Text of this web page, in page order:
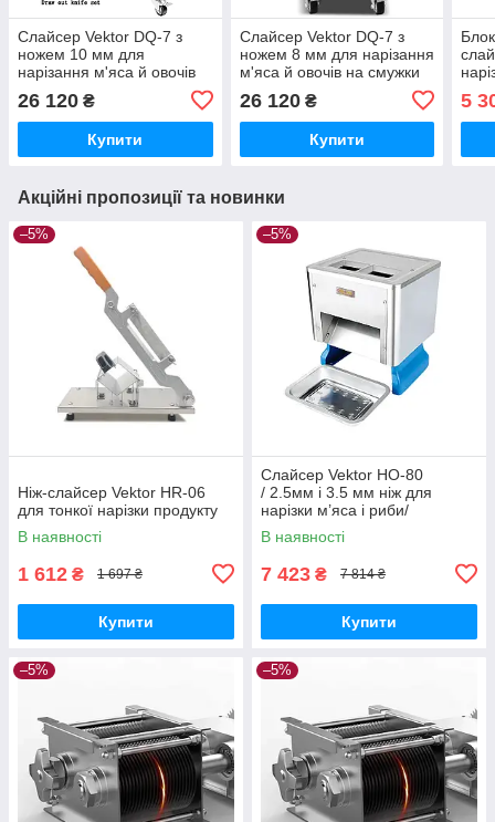
Слайсер Vektor DQ-7 з
ножем 10 мм для
нарізання м'яса й овочів
26 120 ₴
Купити
Слайсер Vektor DQ-7 з
ножем 8 мм для нарізання
м'яса й овочів на смужки
26 120₴
Купити
5
Акційні пропозиції та новинки
–5%
Ніж-слайсер Vektor HR-06
для тонкої нарізки продукту
В наявності
1 612 ₴ 1 697 ₴
Купити
–5%
Слайсер Vektor HO-80
/ 2.5мм і 3.5 мм ніж для
нарізки м’яса і риби/
шпигорізка
В наявності
7 423 ₴ 7 814 ₴
Купити
–5% –5%